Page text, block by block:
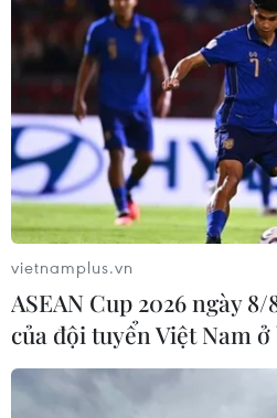
Giải ngân gói 30.000 tỷ
đãi mua nhà đạt hơn
29/09/2016 03:45
Kết quả giải ngân gói tín dụng
đã giải ngân được 28.345 tỷ
cam kết 32.842 tỷ đồng, tính
tháng Tám vừa qua.
vietnamplus.vn
ASEAN Cup 2026 ngày
của đội tuyển Việt Nam